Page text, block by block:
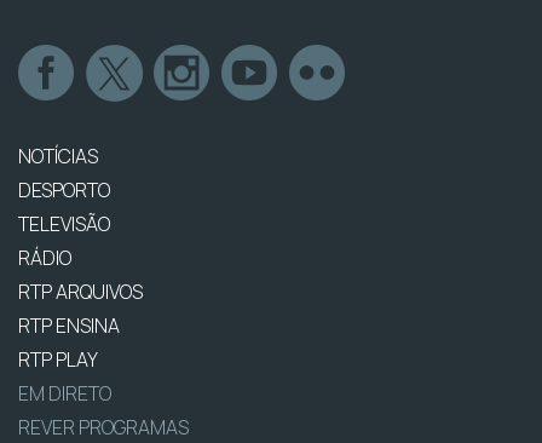
NOTÍCIAS
DESPORTO
TELEVISÃO
RÁDIO
RTP ARQUIVOS
RTP ENSINA
RTP PLAY
EM DIRETO
REVER PROGRAMAS